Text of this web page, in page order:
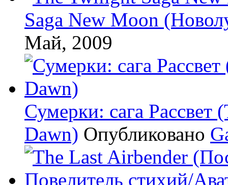
Saga New Moon
Май, 2009
Сумерки: cага Рассвет
Dawn) Опубликовано